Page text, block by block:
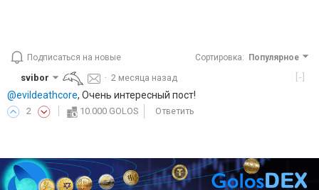
Подписаться на новые Сортировка: Популярное
[-]
svibor ·2 месяца назад
@evildeathcore, Очень интересный пост!
2 10.000 GOLOS Ответить